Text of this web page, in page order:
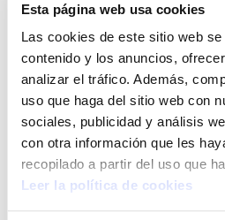
Esta página web usa cookies
Las cookies de este sitio web
contenido y los anuncios,
analizar el tráfico. Además,
uso que haga del sitio web con
sociales, publicidad y análisis
con otra información que les
recopilado a partir del uso que
Leer la política de cookies